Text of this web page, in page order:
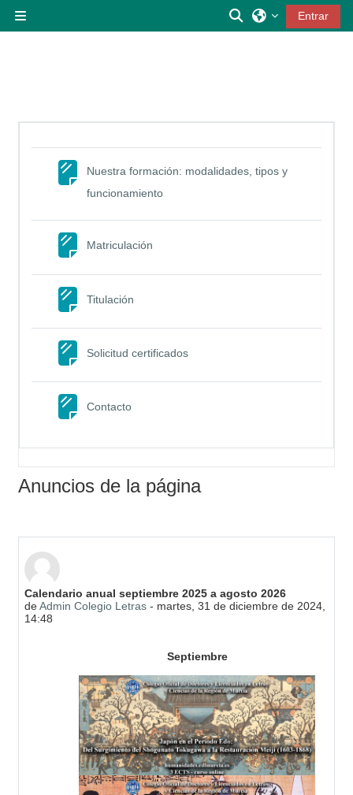
Selector de
Entrar
Nuestra formación: modalidades, tipos y
funcionamientoPágina
MatriculaciónPágina
TitulaciónPágina
Solicitud certificadosPágina
ContactoPágina
Anuncios de la página
Calendario anual septiembre 2025 a agosto 2026
deAdmin Colegio Letras - martes, 31 de diciembre de 2024,
14:48
Septiembre